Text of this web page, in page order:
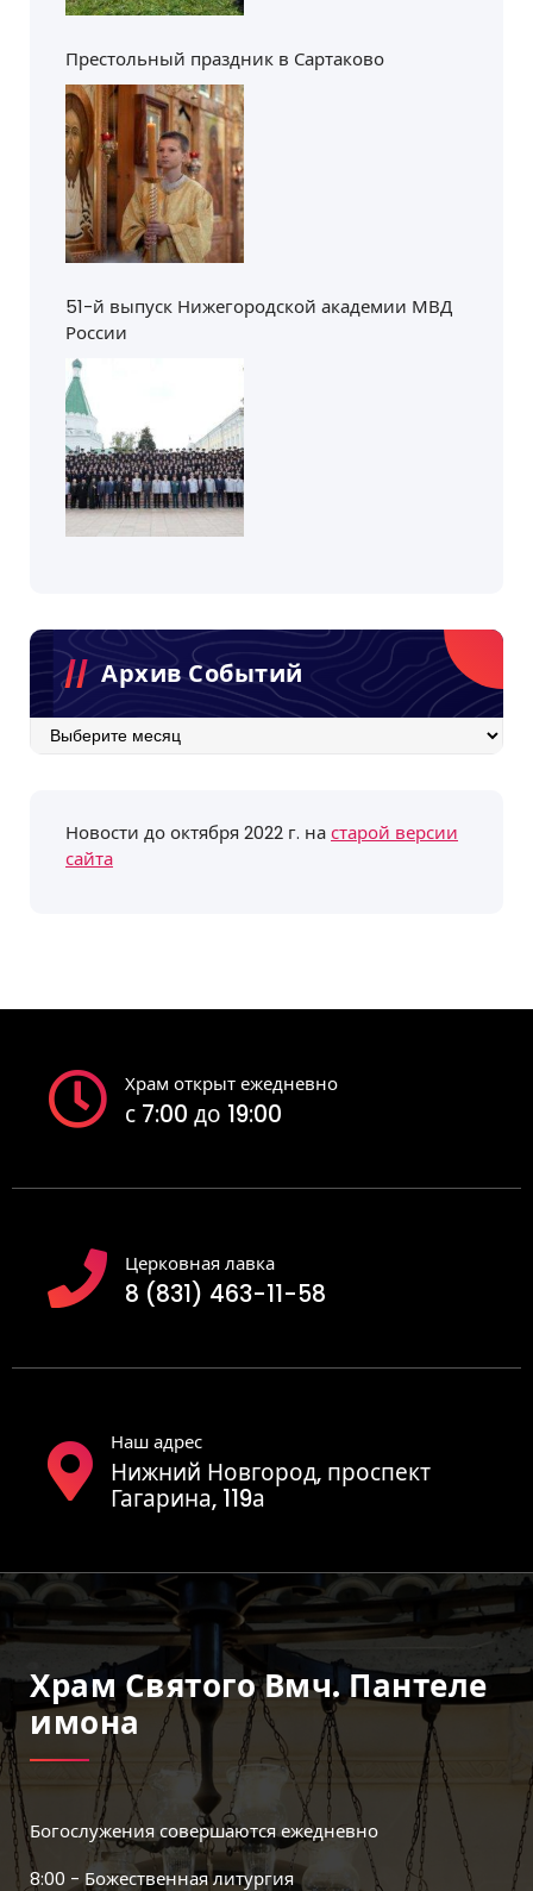
Престольный праздник в Сартаково
51-й выпуск Нижегородской академии МВД
России
Архив Событий
Архив
Новости до октября 2022 г. настарой версии
сайта
Храм открыт ежедневно
с 7:00 до 19:00
Церковная лавка
8 (831) 463-11-58
Наш адрес
Нижний Новгород, проспект
Гагарина, 119а
Храм Святого Вмч. Пантеле
Имона
Богослужения совершаются ежедневно
8:00 - Божественная литургия